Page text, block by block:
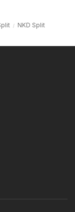
NKD Split